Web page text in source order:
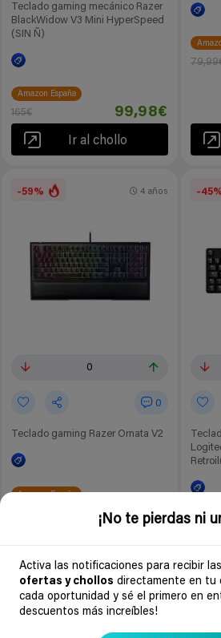
¡No te pierdas ni
Activa las notificaciones para recibir
ofertas y chollos directamente en tu
cada oportunidad y sé el primero en
descuentos más increíbles!
Teclado gaming mecánico Razer
BlackWidow V3 Mini HyperSpeed
(SIN Ñ)
Amazon España
165€ 99,98€
Ir al chollo
-59%
0
0
Teclado gaming Razer Ornata V2
4 años
Amazon España
44,98€
Ir al chollo
-